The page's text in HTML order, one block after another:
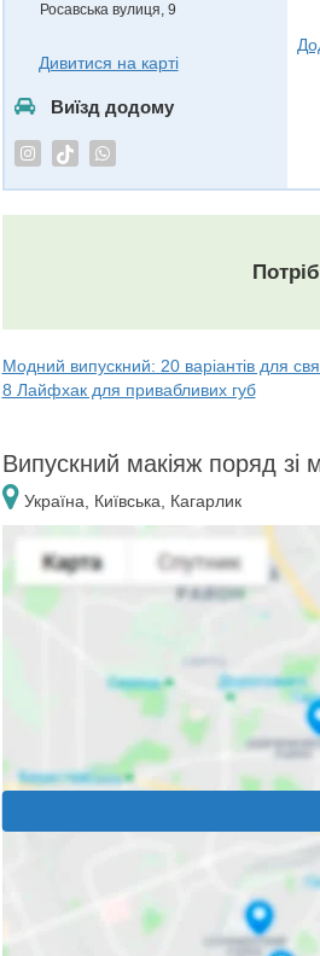
Росавська вулиця, 9
Дивитися на карті
Виїзд додому
Модний випускний: 20 варіантів для
8 Лайфхак для привабливих губ
Випускний макіяж поряд зі
Україна, Київська, Кагарлик